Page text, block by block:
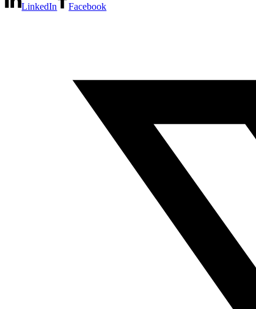
LinkedIn Facebook